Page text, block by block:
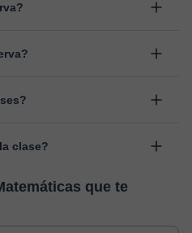
de cancelación.
Puedes hacerlo desde tu área
con muchas
a tiempo real. En el siguiente
aula y conocerla: Ver aula
clase?
nuestro TPV virtual.
el pago:
que te